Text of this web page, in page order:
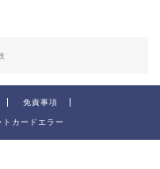
免責事項
カードエラー